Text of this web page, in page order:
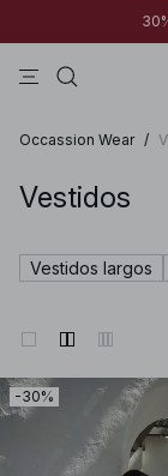
Occassion Wear /
Vestidos
Vestidos largos
-30%